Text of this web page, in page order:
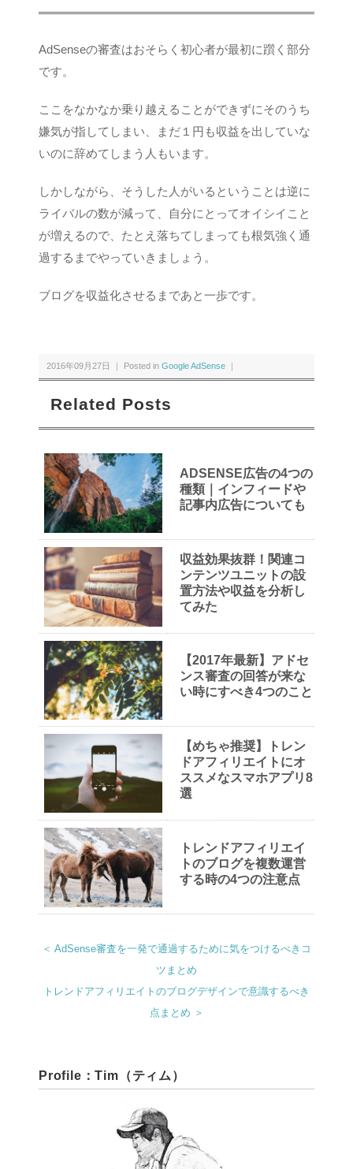
AdSenseの審査はおそらく初心者が最初に躓く部分
です。
ここをなかなか乗り越えることができずにそのうち
嫌気が指してしまい、まだ１円も収益を出していな
いのに辞めてしまう人もいます。
しかしながら、そうした人がいるということは逆に
ライバルの数が減って、自分にとってオイシイこと
が増えるので、たとえ落ちてしまっても根気強く通
過するまでやっていきましょう。
ブログを収益化させるまであと一歩です。
2016年09月27日 ｜ Posted in Google AdSense ｜
Related Posts
ADSENSE広告の4つの
種類｜インフィードや
記事内広告についても
収益効果抜群！関連コ
ンテンツユニットの設
置方法や収益を分析し
てみた
【2017年最新】アドセ
ンス審査の回答が来な
い時にすべき4つのこと
【めちゃ推奨】トレン
ドアフィリエイトにオ
ススメなスマホアプリ8
選
トレンドアフィリエイ
トのブログを複数運営
する時の4つの注意点
＜ AdSense審査を一発で通過するために気をつけるべきコ
ツまとめ
トレンドアフィリエイトのブログデザインで意識するべき
点まとめ ＞
Profile：Tim（ティム）